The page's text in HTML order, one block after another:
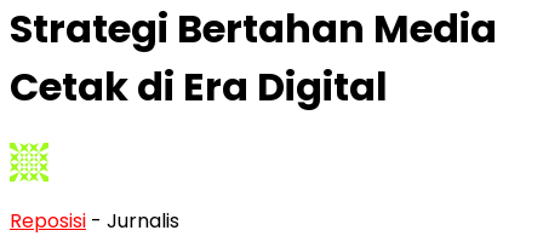
Strategi Bertahan Media
Cetak di Era Digital
Reposisi - Jurnalis